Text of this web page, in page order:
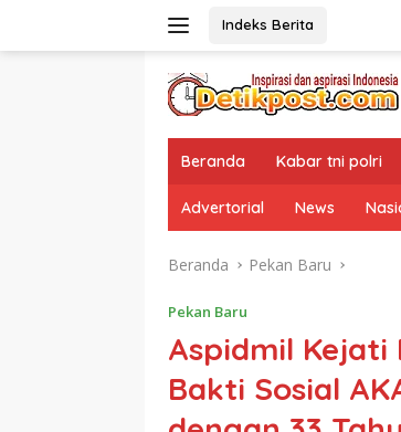
Indeks Berita
Beranda Kabar tni polri
Advertorial News
Beranda Pekan Baru
Pekan Baru
Aspidmil Kejati
Bakti Sosial